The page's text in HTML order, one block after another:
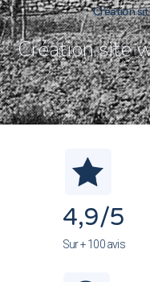
Création
Création site
4,9/5
Sur + 100 avis